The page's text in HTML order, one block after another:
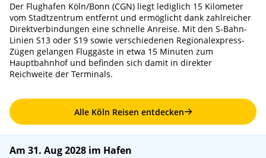
Der Flughafen Köln/Bonn (CGN) liegt lediglich 15 Kilometer
vom Stadtzentrum entfernt und ermöglicht dank zahlreicher
Direktverbindungen eine schnelle Anreise. Mit den S-Bahn-
Linien S13 oder S19 sowie verschiedenen Regionalexpress-
Zügen gelangen Fluggäste in etwa 15 Minuten zum
Hauptbahnhof und befinden sich damit in direkter
Reichweite der Terminals.
Alle Köln Reisen entdecken
Am 31. Aug 2028 im Hafen